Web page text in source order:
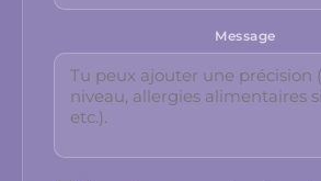
Message